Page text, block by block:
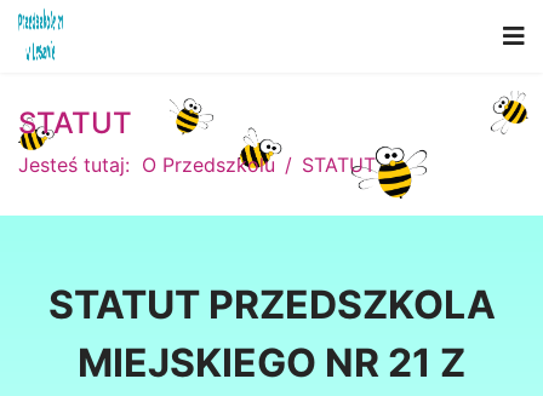
STATUT
Jesteś tutaj: O Przedszkolu STATUT
STATUT PRZEDSZKOLA
MIEJSKIEGO NR 21 Z